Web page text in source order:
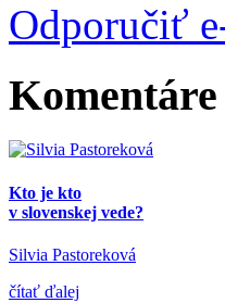
Odporučiť
Komentáre
Kto je kto
v slovenskej vede?
Silvia Pastoreková
čítať ďalej